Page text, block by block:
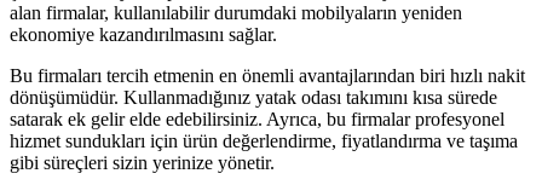
alan firmalar, kullanılabilir durumdaki mobilyaların yeniden
ekonomiye kazandırılmasını sağlar.
Bu firmaları tercih etmenin en önemli avantajlarından biri hızlı nakit
dönüşümüdür. Kullanmadığınız yatak odası takımını kısa sürede
satarak ek gelir elde edebilirsiniz. Ayrıca, bu firmalar profesyonel
hizmet sundukları için ürün değerlendirme, fiyatlandırma ve taşıma
gibi süreçleri sizin yerinize yönetir.